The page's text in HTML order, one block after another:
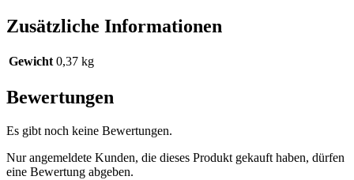
Zusätzliche Informationen
Gewicht 0,37 kg
Bewertungen
Es gibt noch keine Bewertungen.
Nur angemeldete Kunden, die dieses Produkt gekauft haben, dürfen
eine Bewertung abgeben.